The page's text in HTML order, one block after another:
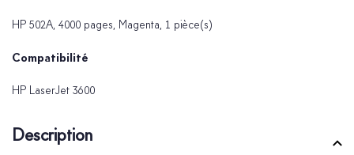
HP 502A, 4000 pages, Magenta, 1 pièce(s)
Compatibilité
HP LaserJet 3600
Description